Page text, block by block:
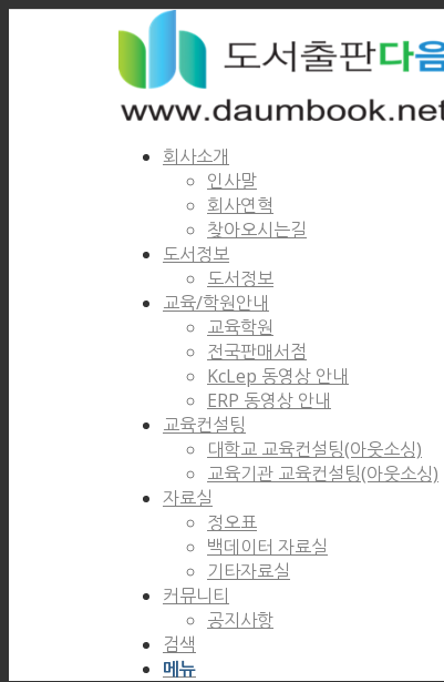
회사소개
인사말
회사연혁
찾아오시는길
도서정보
도서정보
교육/학원안내
교육학원
전국판매서점
KcLep 동영상 안내
ERP 동영상 안내
교육컨설팅
대학교 교육컨설팅(아웃소싱)
교육기관 교육컨설팅(아웃소싱)
자료실
정오표
백데이터 자료실
기타자료실
커뮤니티
공지사항
검색
메뉴